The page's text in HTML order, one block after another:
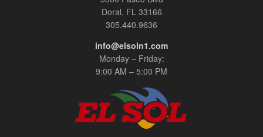
Doral, FL 33166
305.440.9636
info@elsoln1.com
Monday – Friday:
9:00 AM – 5:00 PM